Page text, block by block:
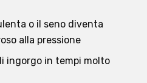
o il seno diventa
alla pressione
ingorgo in tempi molto